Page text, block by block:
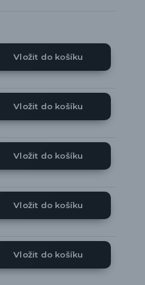
Vložit do košíku
Vložit do košíku
Vložit do košíku
Vložit do košíku
Vložit do košíku